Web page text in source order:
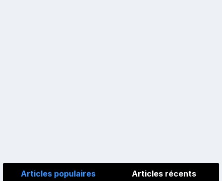
Articles populaires Articles récents